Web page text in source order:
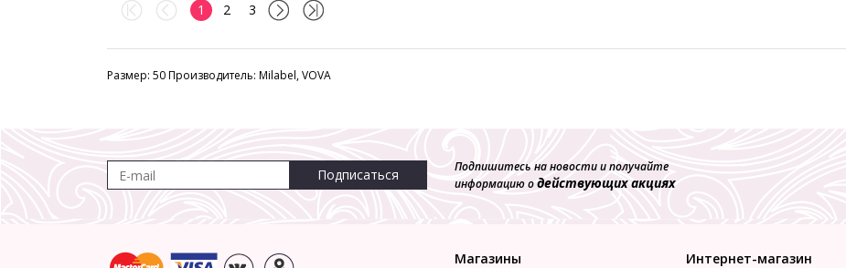
1 2 3
Размер: 50 Производитель: Milabel, VOVA
Подписаться
Подпишитесь на новости и получайте
информацию одействующих акциях
Магазины Интернет-магазин